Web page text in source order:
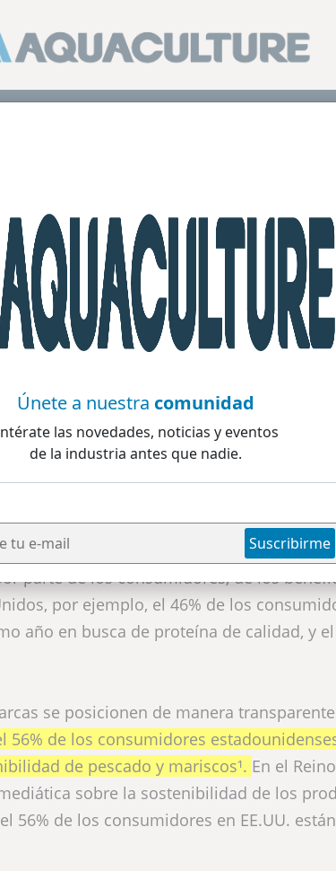
Únete a nuestra comunidad
las novedades, noticias y eventos
de la industria antes que nadie.
Suscribirme
los manano-oligosacáridos (MOS):
9 min de
manano-
en la acuicultura
de fuentes de proteína saludables y
más comercializados a nivel global.
parte de los consumidores, de los
por ejemplo, el 46% de los
año en busca de proteína de calidad, y el
se posicionen de manera
56% de los consumidores
de pescado y mariscos¹. En el
sobre la sostenibilidad de los
56% de los consumidores en EE.UU.